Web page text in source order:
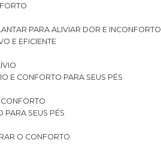
PARA ALIVIAR DOR E INCONFORTO
E EFICIENTE
E CONFORTO PARA SEUS PÉS
PARA SEUS PÉS
O CONFORTO